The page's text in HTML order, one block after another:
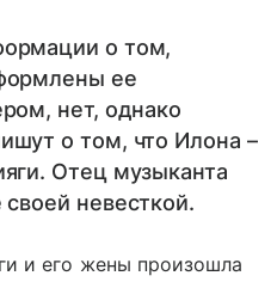
о том,
ее
нет, однако
о том, что Илона –
Отец музыканта
невесткой.
и его жены произошла